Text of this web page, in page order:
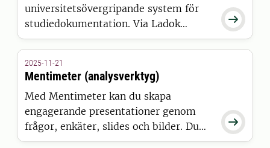

universitetsövergripande system för
studiedokumentation. Via Ladok
Student kan du sköta din egen
registrera dig på kurs, anmäla dig till
tentamen, ta ut intyg, ansöka om
examen och ändra dina
kontaktuppgifter och e-post.

2025-11-21
Mentimeter (analysverktyg)
Med Mentimeter kan du skapa
engagerande presentationer genom
frågor, enkäter, slides och bilder. Du
kan ställa frågor som deltagarna får